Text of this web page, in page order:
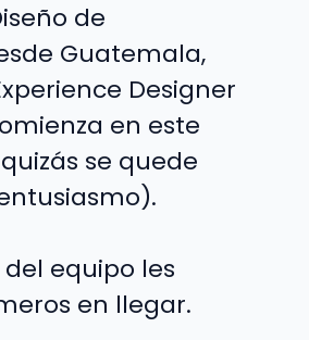
de
Guatemala,
Designer
en este
se quede
equipo les
en llegar.